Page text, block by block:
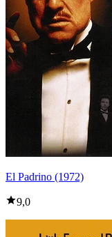
El Padrino (1972)
9,0